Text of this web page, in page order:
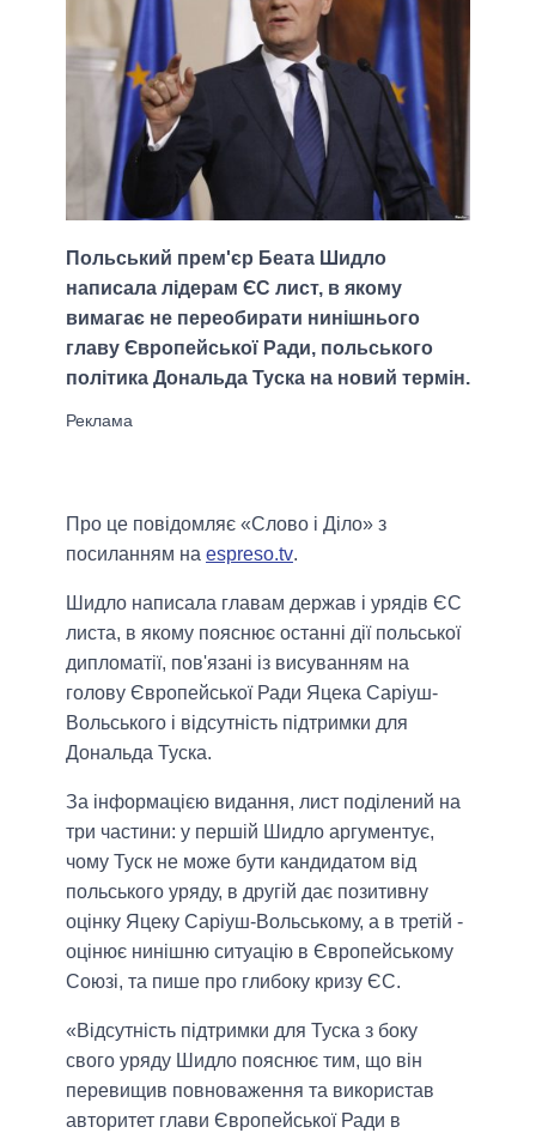
Польський прем'єр Беата Шидло
написала лідерам ЄС лист, в якому
вимагає не переобирати нинішнього
главу Європейської Ради, польського
політика Дональда Туска на новий термін.
Про це повідомляє «Слово і Діло» з
посиланням на espreso.tv.
Шидло написала главам держав і урядів ЄС
листа, в якому пояснює останні дії польської
дипломатії, пов'язані із висуванням на
голову Європейської Ради Яцека Саріуш-
Вольського і відсутність підтримки для
Дональда Туска.
За інформацією видання, лист поділений на
три частини: у першій Шидло аргументує,
чому Туск не може бути кандидатом від
польського уряду, в другій дає позитивну
оцінку Яцеку Саріуш-Вольському, а в третій -
оцінює нинішню ситуацію в Європейському
Союзі, та пише про глибоку кризу ЄС.
«Відсутність підтримки для Туска з боку
свого уряду Шидло пояснює тим, що він
перевищив повноваження та використав
авторитет глави Європейської Ради в